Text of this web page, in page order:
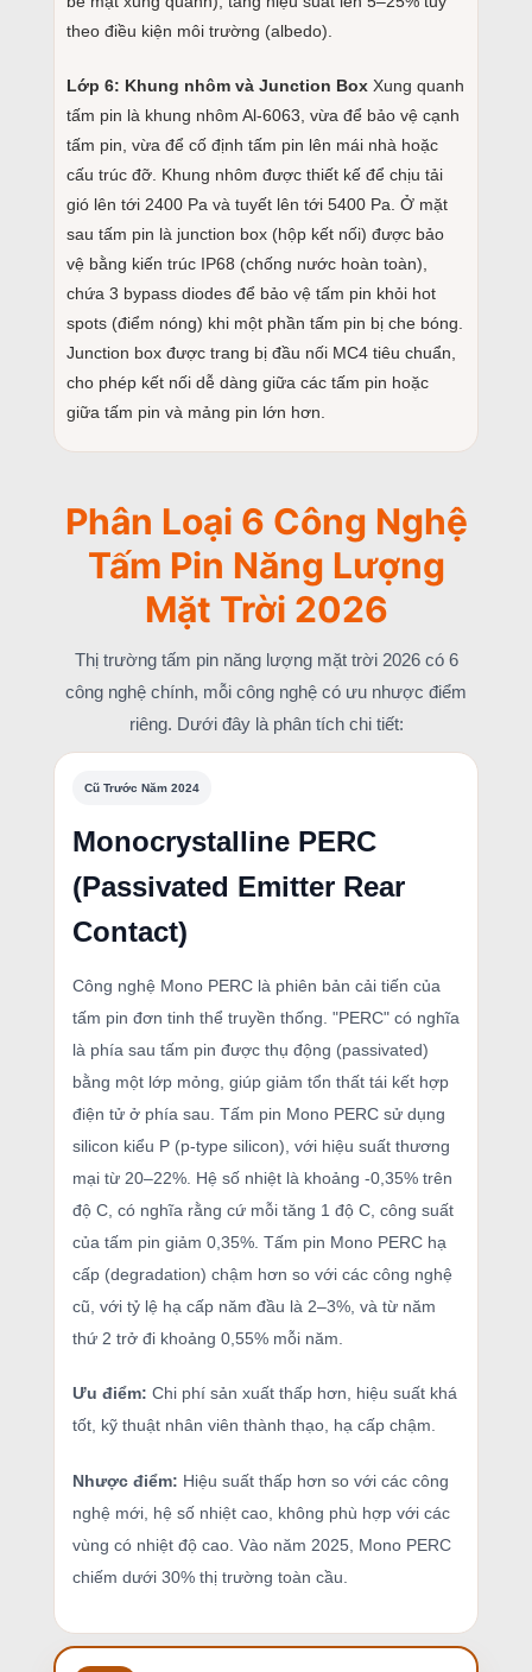
theo điều kiện môi trường (albedo).
Lớp 6: Khung nhôm và Junction Box Xung quanh
tấm pin là khung nhôm Al-6063, vừa để bảo vệ cạnh
tấm pin, vừa để cố định tấm pin lên mái nhà hoặc
cấu trúc đỡ. Khung nhôm được thiết kế để chịu tải
gió lên tới 2400 Pa và tuyết lên tới 5400 Pa. Ở mặt
sau tấm pin là junction box (hộp kết nối) được bảo
vệ bằng kiến trúc IP68 (chống nước hoàn toàn),
chứa 3 bypass diodes để bảo vệ tấm pin khỏi hot
spots (điểm nóng) khi một phần tấm pin bị che bóng.
Junction box được trang bị đầu nối MC4 tiêu chuẩn,
cho phép kết nối dễ dàng giữa các tấm pin hoặc
giữa tấm pin và mảng pin lớn hơn.
Phân Loại 6 Công Nghệ
Tấm Pin Năng Lượng
Mặt Trời 2026
Thị trường tấm pin năng lượng mặt trời 2026 có 6
công nghệ chính, mỗi công nghệ có ưu nhược điểm
riêng. Dưới đây là phân tích chi tiết:
Cũ Trước Năm 2024
Monocrystalline PERC
(Passivated Emitter Rear
Contact)
Công nghệ Mono PERC là phiên bản cải tiến của
tấm pin đơn tinh thể truyền thống. "PERC" có nghĩa
là phía sau tấm pin được thụ động (passivated)
bằng một lớp mỏng, giúp giảm tổn thất tái kết hợp
điện tử ở phía sau. Tấm pin Mono PERC sử dụng
silicon kiểu P (p-type silicon), với hiệu suất thương
mại từ 20–22%. Hệ số nhiệt là khoảng -0,35% trên
độ C, có nghĩa rằng cứ mỗi tăng 1 độ C, công suất
của tấm pin giảm 0,35%. Tấm pin Mono PERC hạ
cấp (degradation) chậm hơn so với các công nghệ
cũ, với tỷ lệ hạ cấp năm đầu là 2–3%, và từ năm
thứ 2 trở đi khoảng 0,55% mỗi năm.
Ưu điểm: Chi phí sản xuất thấp hơn, hiệu suất khá
tốt, kỹ thuật nhân viên thành thạo, hạ cấp chậm.
Nhược điểm: Hiệu suất thấp hơn so với các công
nghệ mới, hệ số nhiệt cao, không phù hợp với các
vùng có nhiệt độ cao. Vào năm 2025, Mono PERC
chiếm dưới 30% thị trường toàn cầu.